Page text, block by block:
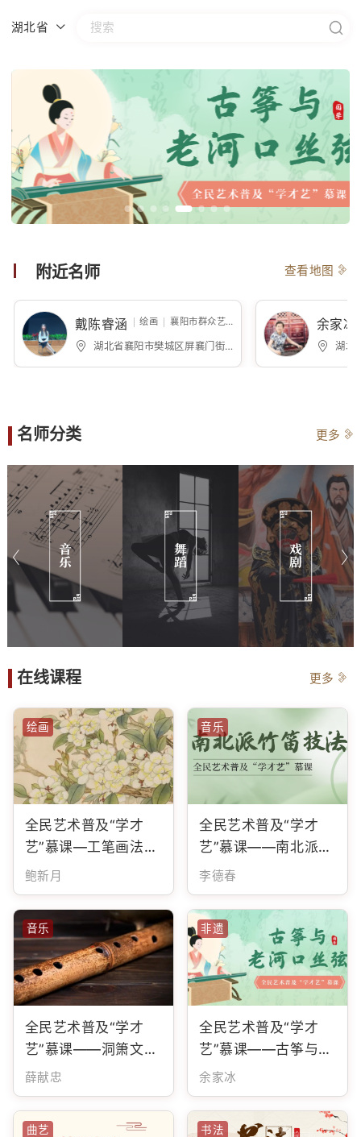
湖北省
附近名师 查看地图
戴陈睿涵 绘画 襄阳市群众艺术馆
湖北省襄阳市樊城区屏襄门街道襄阳市群众艺术馆
余家冰
名师分类 更多
音乐 舞蹈 戏剧
在线课程 更多
绘画
全民艺术普及“学才
艺”慕课—工笔画法解
析
鲍新月
音乐
全民艺术普及“学才
艺”慕课——南北派竹
笛技法
李德春
音乐
全民艺术普及“学才
艺”慕课——洞箫文化
与音乐疗愈
薛献忠
非遗
全民艺术普及“学才
艺”慕课——古筝与老
河口丝弦
余家冰
曲艺 书法